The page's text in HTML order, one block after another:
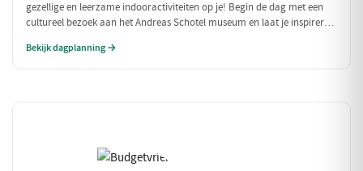
gezellige en leerzame indooractiviteiten op je! Begin de dag met een
cultureel bezoek aan het Andreas Schotel museum en laat je inspireren
knusse Grand Café De Beerze voordat je weer verder gaat met een
Bekijk dagplanning →